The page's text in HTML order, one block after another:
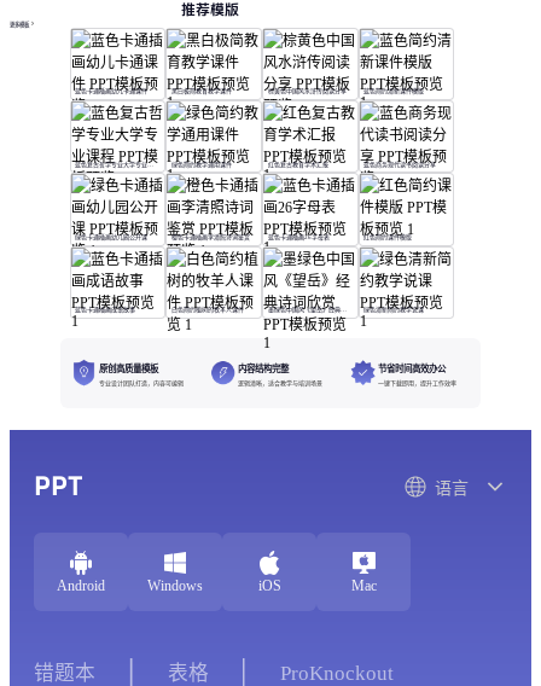
推荐模版
更多模板
蓝色卡通插画幼儿卡通课件 黑白极简教育教学课件 棕黄色中国风水浒传阅读分享 蓝色简约清新课件模版
蓝色复古哲学专业大学专业课程 绿色简约教学通用课件 红色复古教育学术汇报 蓝色商务现代读书阅读分享
绿色卡通插画幼儿园公开课 橙色卡通插画李清照诗词鉴赏 蓝色卡通插画26字母表 红色简约课件模版
蓝色卡通插画成语故事 白色简约植树的牧羊人课件 墨绿色中国风《望岳》经典诗词欣赏 绿色清新简约教学说课
原创高质量模板
专业设计团队打造，内容可编辑
内容结构完整
逻辑清晰，适合教学与培训场景
节省时间高效办公
一键下载即用，提升工作效率
PPT 语言
Android Windows iOS Mac
错题本 表格 ProKnockout